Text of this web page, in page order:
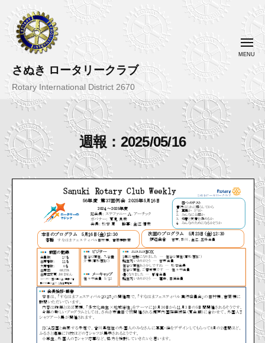
ン
テ
へ
ッ
プ
さぬき ロータリークラブ
Rotary International District 2670
メ
ニ
ー
週報：2025/05/16
2
0
2
-
5
-
1
4
b
y
さ
き
C
事
務
局